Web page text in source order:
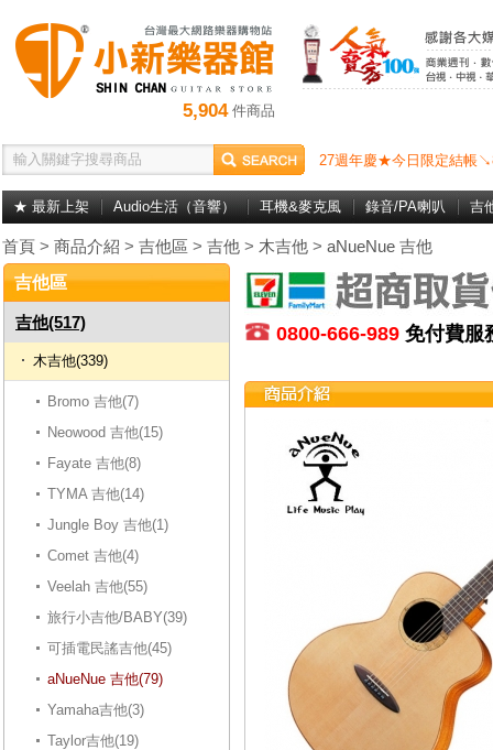
5,904件商品
27週年慶★今日限定結帳
★ 最新上架 Audio生活（音響） 耳機&麥克風 錄音/PA喇叭 吉
首頁 > 商品介紹 > 吉他區 > 吉他 > 木吉他 > aNueNue 吉他
吉他區
吉他(517)
木吉他(339)
Bromo 吉他(7)
Neowood 吉他(15)
Fayate 吉他(8)
TYMA 吉他(14)
Jungle Boy 吉他(1)
Comet 吉他(4)
Veelah 吉他(55)
旅行小吉他/BABY(39)
可插電民謠吉他(45)
aNueNue 吉他(79)
Yamaha吉他(3)
Taylor吉他(19)
0800-666-989 免付費